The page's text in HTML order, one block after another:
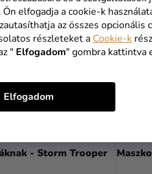
Ön elfogadja a cookie-k
az összes opcionális
részleteket a Cookie-k
" Elfogadom" gombra kattintva
Elfogadom
- Storm Trooper